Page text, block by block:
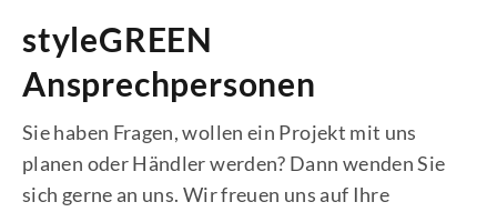
styleGREEN
Ansprechpersonen
Sie haben Fragen, wollen ein Projekt mit uns
planen oder Händler werden? Dann wenden Sie
sich gerne an uns. Wir freuen uns auf Ihre